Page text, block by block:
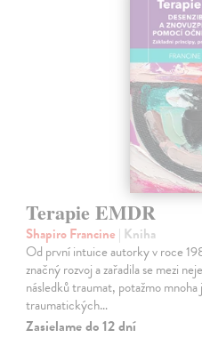
Terapie EMDR
Shapiro Francine | Kniha
Od první intuice autorky v roce
značný rozvoj a zařadila se mezi
následků traumat, potažmo
traumatických…
Zasielame do 12 dní